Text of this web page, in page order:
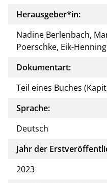
Herausgeber*in:
Nadine Berlenbach,
Poerschke, Eik-
Dokumentart:
Teil eines Buches
Sprache:
Deutsch
Jahr der
2023